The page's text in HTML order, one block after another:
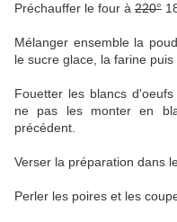
Préchauffer le four à 220°
Mélanger ensemble la
le sucre glace, la farine
Fouetter les blancs
ne pas les monter en
précédent.
Verser la préparation dans
Perler les poires et les